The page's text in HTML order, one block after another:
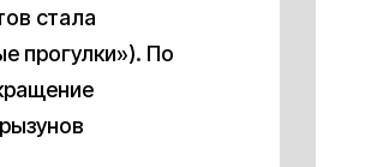
стала
прогулки»). По